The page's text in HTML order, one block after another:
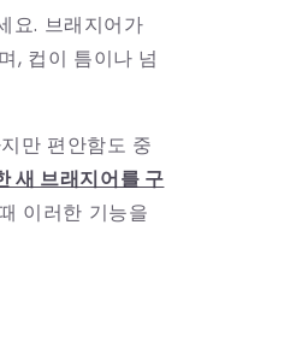
요. 브래지어가
, 컵이 틈이나 넘
만 편안함도 중
새 브래지어를 구
이러한 기능을